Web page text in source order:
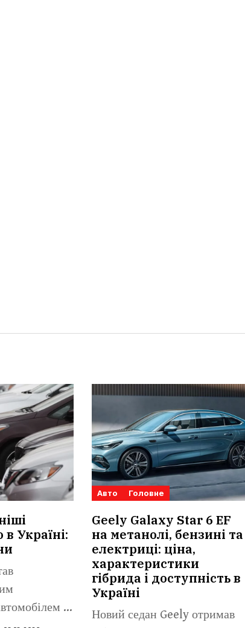
Україні:
із
Авто Головне
Geely Galaxy Star 6 EF
на метанолі, бензині та
електриці: ціна,
характеристики
гібрида і доступність в
Україні
Новий седан Geely отримав